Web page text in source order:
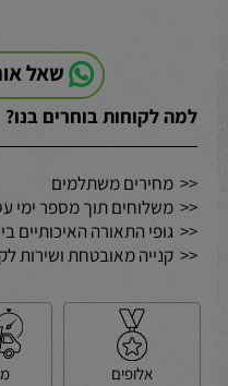
שאל
למה לקוחות בוחרים בנו?
<< מחירים משתלמים
<< משלוחים תוך מספר ימי
<< גופי התאורה האיכותיים
<< קנייה מאובטחת ושירות
אלופים